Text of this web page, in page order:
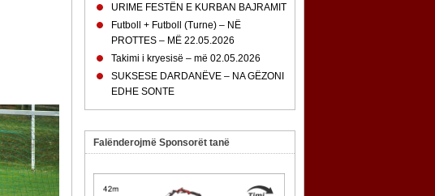
URIME FESTËN E KURBAN BAJRAMIT
Futboll + Futboll (Turne) – NË
PROTTES – MË 22.05.2026
Takimi i kryesisë – më 02.05.2026
SUKSESE DARDANËVE – NA GËZONI
EDHE SONTE
Falënderojmë Sponsorët tanë